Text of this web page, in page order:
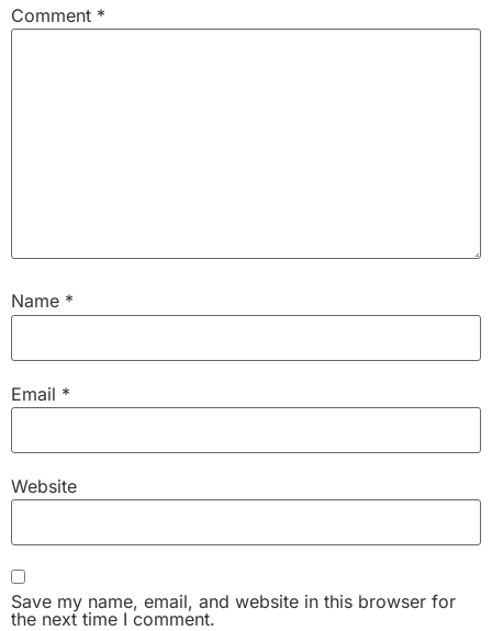
Comment *
Name *
Email *
Website
Save my name, email, and website in this browser for
the next time I comment.